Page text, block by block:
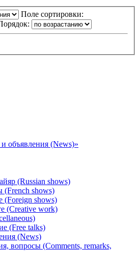
Поле сортировки:
объявления (News)»
(Russian shows)
(French shows)
(Foreign shows)
(Creative work)
(Free talks)
(News)
вопросы (Comments, remarks,